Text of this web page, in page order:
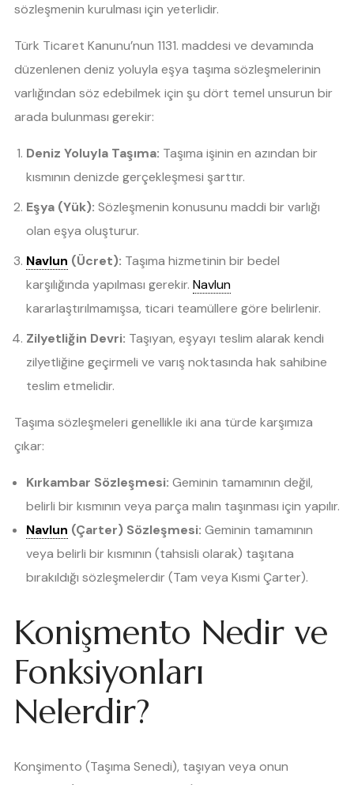
sözleşmenin kurulması için yeterlidir.
Türk Ticaret Kanunu’nun 1131. maddesi ve devamında
düzenlenen deniz yoluyla eşya taşıma sözleşmelerinin
varlığından söz edebilmek için şu dört temel unsurun bir
arada bulunması gerekir:
Deniz Yoluyla Taşıma: Taşıma işinin en azından bir
kısmının denizde gerçekleşmesi şarttır.
Eşya (Yük): Sözleşmenin konusunu maddi bir varlığı
olan eşya oluşturur.
Navlun (Ücret): Taşıma hizmetinin bir bedel
karşılığında yapılması gerekir. Navlun
kararlaştırılmamışsa, ticari teamüllere göre belirlenir.
Zilyetliğin Devri: Taşıyan, eşyayı teslim alarak kendi
zilyetliğine geçirmeli ve varış noktasında hak sahibine
teslim etmelidir.
Taşıma sözleşmeleri genellikle iki ana türde karşımıza
çıkar:
Kırkambar Sözleşmesi: Geminin tamamının değil,
belirli bir kısmının veya parça malın taşınması için yapılır.
Navlun (Çarter) Sözleşmesi: Geminin tamamının
veya belirli bir kısmının (tahsisli olarak) taşıtana
bırakıldığı sözleşmelerdir (Tam veya Kısmi Çarter).
Konişmento Nedir ve
Fonksiyonları
Nelerdir?
Konşimento (Taşıma Senedi), taşıyan veya onun